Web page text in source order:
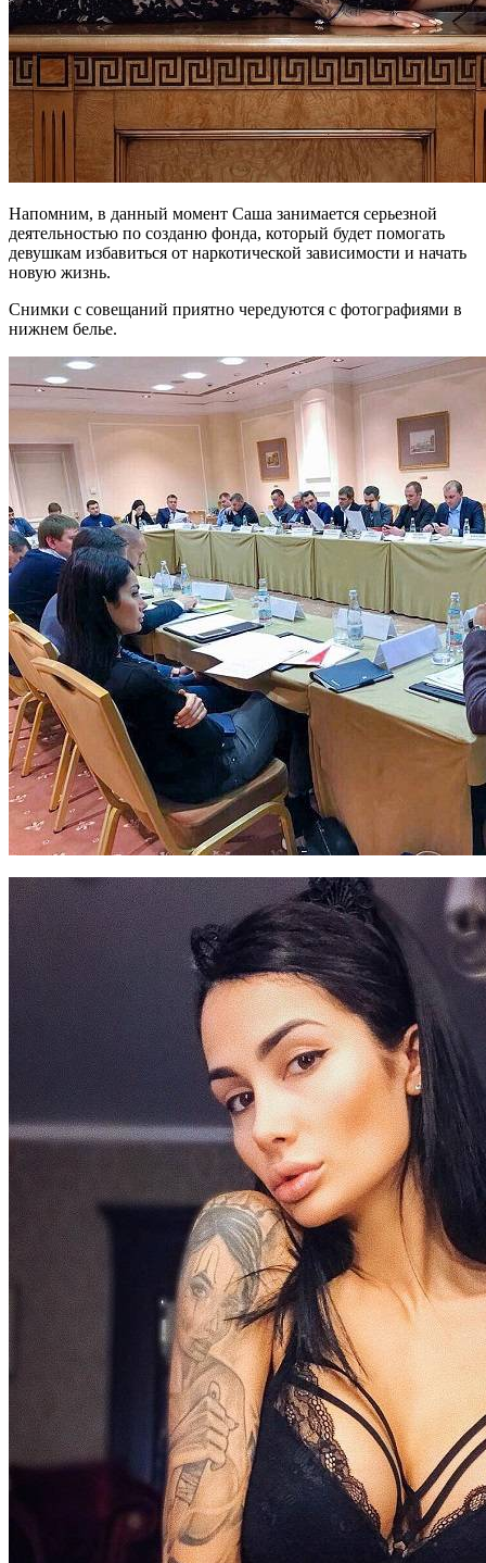
Напомним, в данный момент Саша занимается серьезной
деятельностью по созданю фонда, который будет помогать
девушкам избавиться от наркотической зависимости и начать
новую жизнь.
Снимки с совещаний приятно чередуются с фотографиями в
нижнем белье.